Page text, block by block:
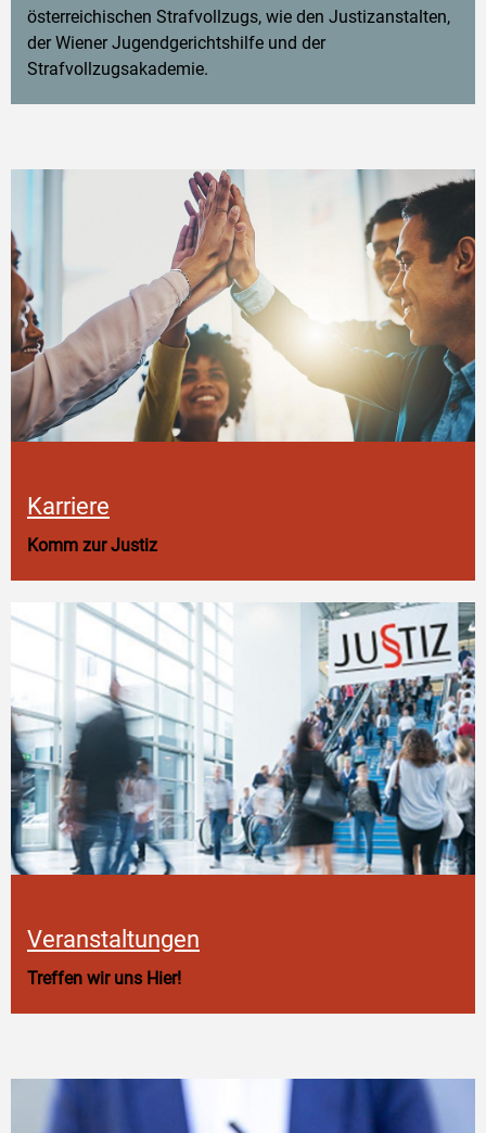
österreichischen Strafvollzugs, wie den Justizanstalten,
der Wiener Jugendgerichtshilfe und der
Strafvollzugsakademie.
Karriere
Komm zur Justiz
Veranstaltungen
Treffen wir uns Hier!